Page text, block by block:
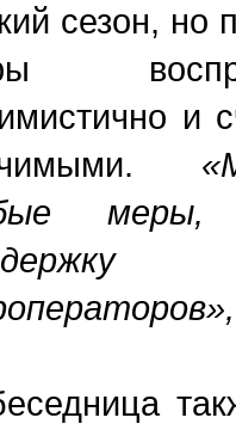
сезон, но
и
меры,